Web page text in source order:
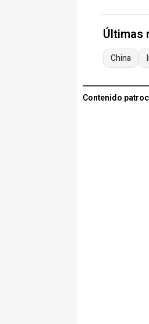
Últimas
China
Contenido